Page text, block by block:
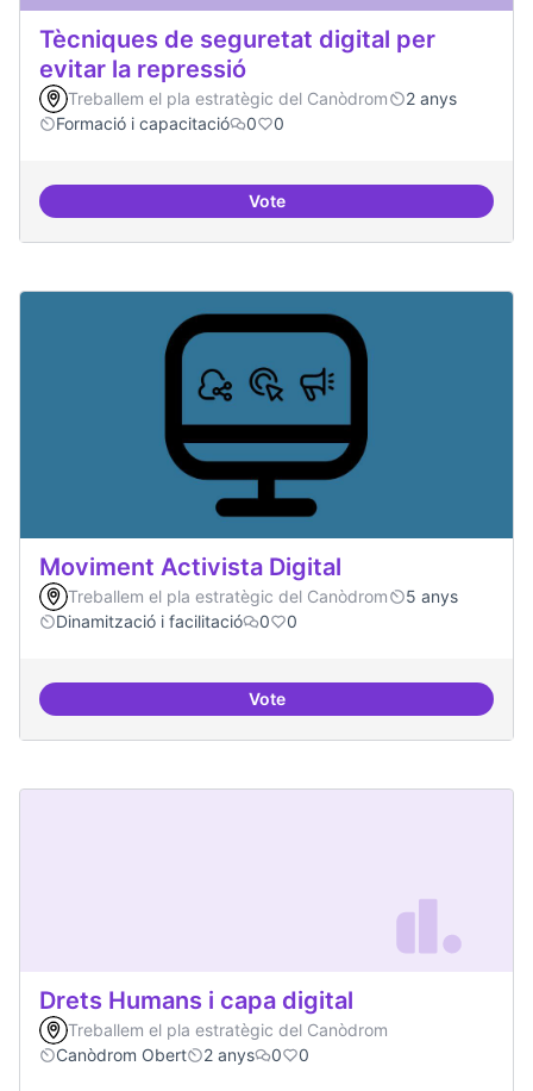
Tècniques de seguretat digital per
evitar la repressió
Treballem el pla estratègic del Canòdrom
2 anys
Formació i capacitació
0 0
VoteTècniques de seguretat digital
Moviment Activista Digital
Treballem el pla estratègic del Canòdrom
5 anys
Dinamització i facilitació
0 0
VoteMoviment Activista Digital
Drets Humans i capa digital
Treballem el pla estratègic del Canòdrom
Canòdrom Obert
2 anys 0 0